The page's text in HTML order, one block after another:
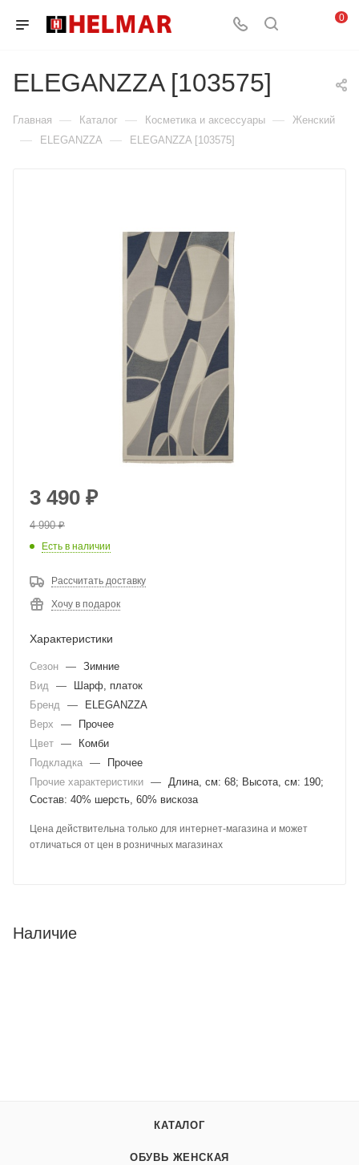
0
ELEGANZZA [103575]
Главная — Каталог — Косметика и аксессуары — Женский
— ELEGANZZA — ELEGANZZA [103575]
3 490 ₽
4 990₽
Есть в наличии
Рассчитать доставку
Хочу в подарок
Характеристики
Сезон — Зимние
Вид
—
Шарф, платок
Бренд
—
ELEGANZZA
Верх
—
Прочее
Цвет —
Комби
Подкладка —
Прочее
Прочие характеристики —
Длина, см: 68; Высота, см: 190;
Состав: 40% шерсть, 60% вискоза
Цена действительна только для интернет-магазина и может
отличаться от цен в розничных магазинах
Наличие
КАТАЛОГ
ОБУВЬ ЖЕНСКАЯ